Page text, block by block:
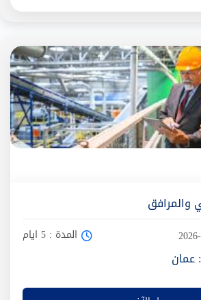
والمرافق
المدة : 5 ايام
عمان